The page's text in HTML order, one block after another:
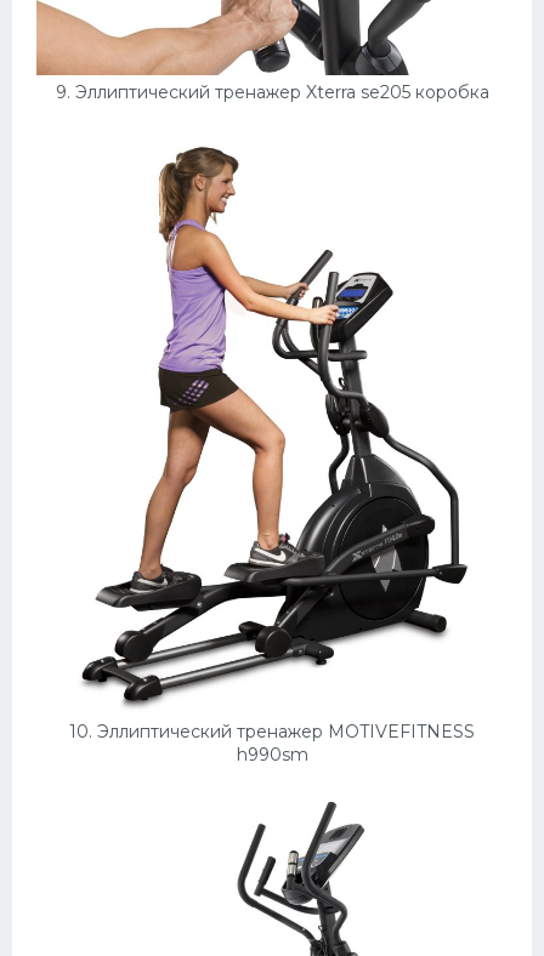
9. Эллиптический тренажер Xterra se205 коробка
10. Эллиптический тренажер MOTIVEFITNESS
h990sm